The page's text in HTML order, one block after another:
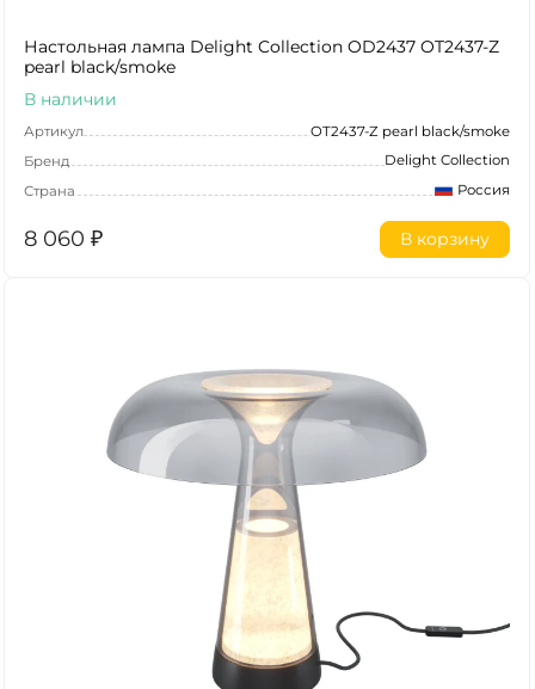
Настольная лампа Delight Collection OD2437 OT2437-Z
pearl black/smoke
В наличии
Артикул
OT2437-Z pearl black/smoke
Бренд
Delight Collection
Страна
Россия
8 060 ₽ В корзину